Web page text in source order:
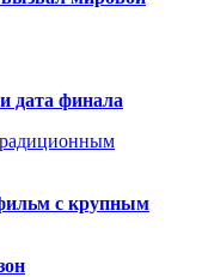
дата финала
с крупным